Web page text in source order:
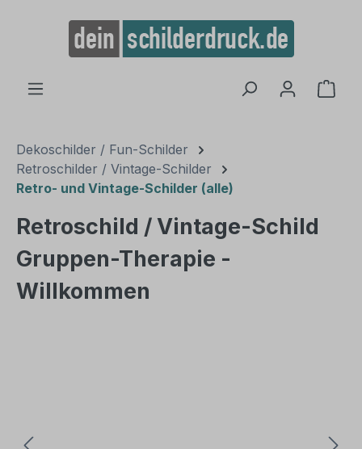
springen
Dekoschilder / Fun-Schilder
Retroschilder / Vintage-Schilder
Retro- und Vintage-Schilder (alle)
Retroschild / Vintage-Schild
Gruppen-Therapie -
Willkommen